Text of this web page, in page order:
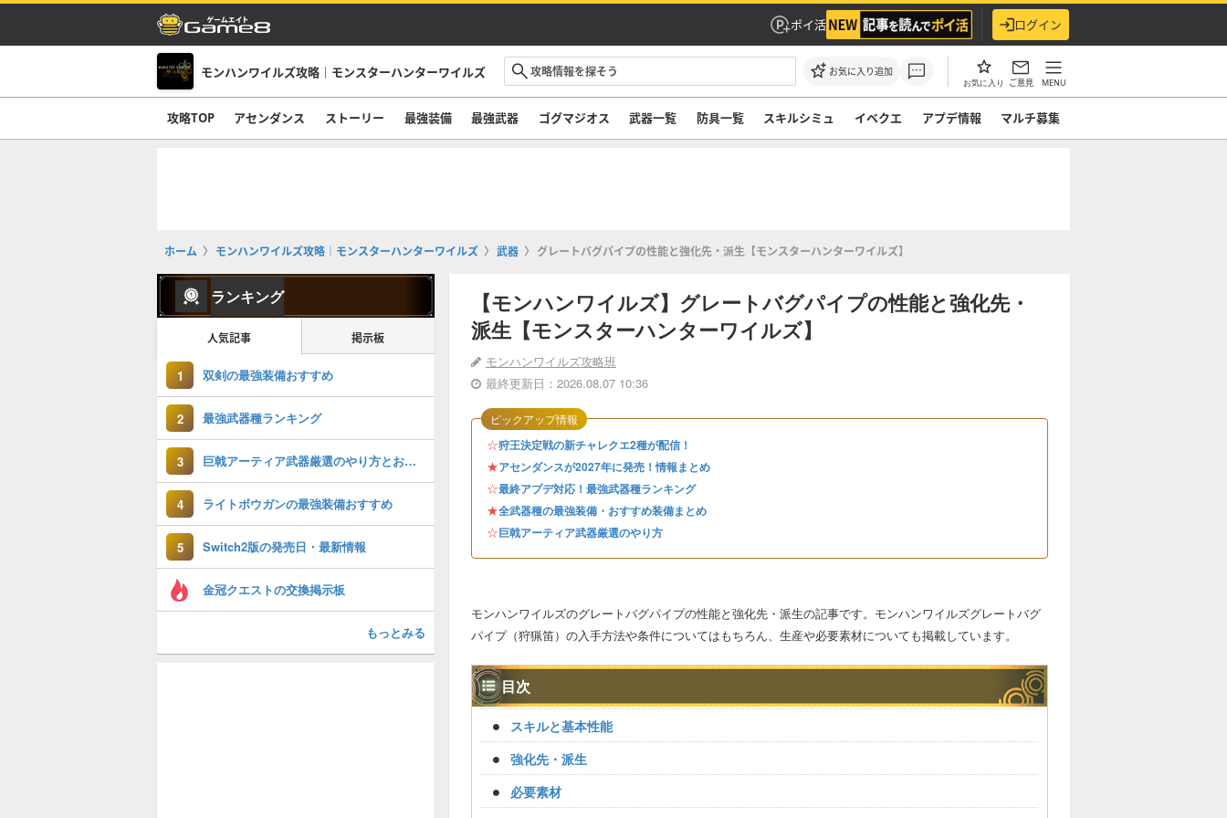
ポイ活 ログイン
モンハンワイルズ攻略｜モンスターハンターワイルズ お気に入り追加
お気に入り ご意見 MENU
攻略TOP アセンダンス ストーリー 最強装備 最強武器 ゴグマジオス 武器一覧 防具一覧 スキルシミュ イベクエ アプデ情報 マルチ募集
ホーム モンハンワイルズ攻略｜モンスターハンターワイルズ 武器 グレートバグパイプの性能と強化先・派生【モンスターハンターワイルズ】
【モンハンワイルズ】グレートバグパイプの性能と強化先・
派生【モンスターハンターワイルズ】
モンハンワイルズ攻略班
最終更新日：2026.08.07 10:36
☆狩王決定戦の新チャレクエ2種が配信！
★アセンダンスが2027年に発売！情報まとめ
☆最終アプデ対応！最強武器種ランキング
★全武器種の最強装備・おすすめ装備まとめ
☆巨戟アーティア武器厳選のやり方
ピックアップ情報
モンハンワイルズのグレートバグパイプの性能と強化先・派生の記事です。モンハンワイルズグレートバグ
パイプ（狩猟笛）の入手方法や条件についてはもちろん、生産や必要素材についても掲載しています。
目次
スキルと基本性能
強化先・派生
必要素材
ランキング
人気記事 掲示板
1 双剣の最強装備おすすめ
2 最強武器種ランキング
3 巨戟アーティア武器厳選のやり方とおすすめスキル
4 ライトボウガンの最強装備おすすめ
5 Switch2版の発売日・最新情報
金冠クエストの交換掲示板
もっとみる